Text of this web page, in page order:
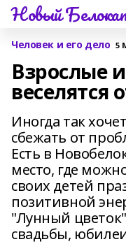
Новый
Человек и его дело 5
Взрослые
веселятся
Иногда так
сбежать от
Есть в
место, где
своих детей
позитивной
"Лунный
свадьбы,